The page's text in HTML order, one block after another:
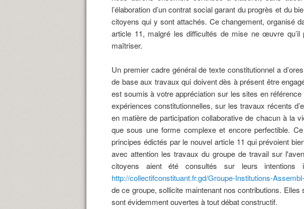
l’élaboration d’un contrat social garant du progrès et du
citoyens qui y sont attachés. Ce changement, organisé
article 11, malgré les difficultés de mise ne œuvre
maîtriser.
Un premier cadre général de texte constitutionnel a
de base aux travaux qui doivent dès à présent être
est soumis à votre appréciation sur les sites en
expériences constitutionnelles, sur les travaux récents
en matière de participation collaborative de chacun à la
que sous une forme complexe et encore perfectible.
principes édictés par le nouvel article 11 qui prévoient
avec attention les travaux du groupe de travail sur
citoyens aient été consultés sur leurs intentions
http://collectifconstituant.fr.gd/Groupe-Institutions-
de ce groupe, sollicite maintenant nos contributions.
sont évidemment ouvertes à tout débat constructif.